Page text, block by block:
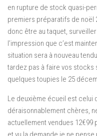
en rupture de stock quasi-
premiers préparatifs de noël
donc être au taquet,
l’impression que c’est
situation sera à nouveau
tardez pas à faire vos stocks
quelques toupies le 25
Le deuxième écueil est celui
déraisonnablement chères,
actuellement vendues 12€99